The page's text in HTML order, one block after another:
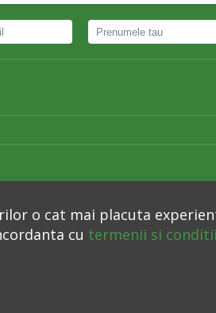
–
o cat mai placuta
cu termenii si